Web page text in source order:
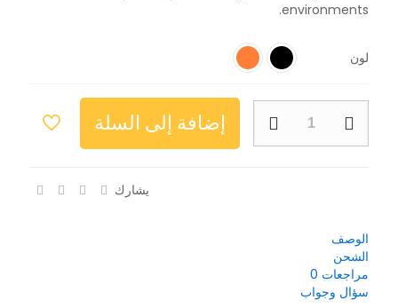
environments.
لون
إضافة إلى السلة
يشارك
الوصف
الشحن
مراجعات 0
سؤال وجواب